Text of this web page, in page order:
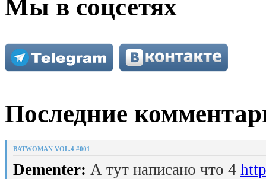
Мы в соцсетях
Последние
BATWOMAN VOL.4 #001
Dementer: А тут написано что 4